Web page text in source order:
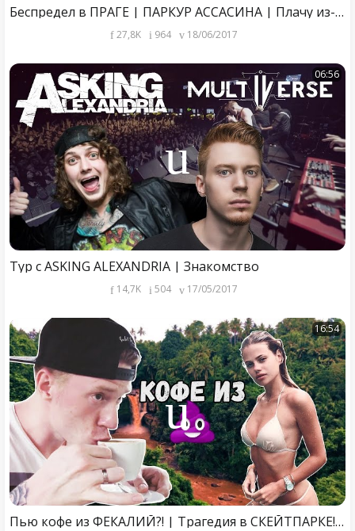
Беспредел в ПРАГЕ | ПАРКУР АССАСИНА | Плачу из-за КАРТОШКИ
27,8K 964 18/06/2017
06:56
Тур с ASKING ALEXANDRIA | Знакомство
14,7K 504 17/05/2017
16:54
Пью кофе из ФЕКАЛИЙ?! | Трагедия в СКЕЙТПАРКЕ! | Поставил Аленку на СЕРФ!